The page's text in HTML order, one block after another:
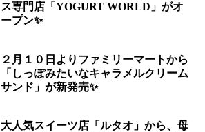
ス専門店「YOGURT WORLD」がオ
ープン✨
２月１０日よりファミリーマートから
「しっぽみたいなキャラメルクリーム
サンド」が新発売✨
大人気スイーツ店「ルタオ」から、母